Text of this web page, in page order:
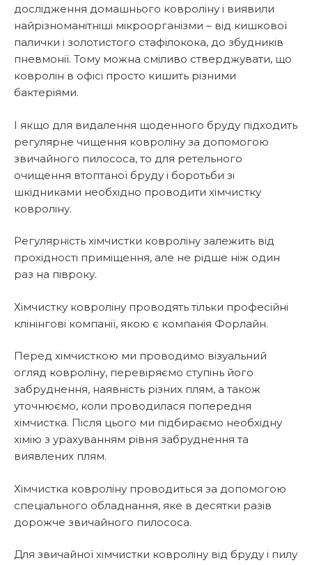
дослідження домашнього ковроліну і виявили
найрізноманітніші мікроорганізми – від кишкової
палички і золотистого стафілокока, до збудників
пневмонії. Тому можна сміливо стверджувати, що
ковролін в офісі просто кишить різними
бактеріями.
І якщо для видалення щоденного бруду підходить
регулярне чищення ковроліну за допомогою
звичайного пилососа, то для ретельного
очищення втоптаної бруду і боротьби зі
шкідниками необхідно проводити хімчистку
ковроліну.
Регулярність хімчистки ковроліну залежить від
прохідності приміщення, але не рідше ніж один
раз на півроку.
Хімчистку ковроліну проводять тільки професійні
клінінгові компанії, якою є компанія Форлайн.
Перед хімчисткою ми проводимо візуальний
огляд ковроліну, перевіряємо ступінь його
забруднення, наявність різних плям, а також
уточнюємо, коли проводилася попередня
хімчистка. Після цього ми підбираємо необхідну
хімію з урахуванням рівня забруднення та
виявлених плям.
Хімчистка ковроліну проводиться за допомогою
спеціального обладнання, яке в десятки разів
дорожче звичайного пилососа.
Для звичайної хімчистки ковроліну від бруду і пилу